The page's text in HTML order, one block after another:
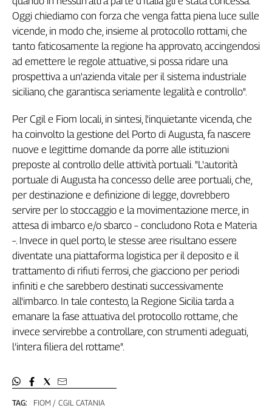
Talk
settimana
Collettiva
Girasoli
Il
Sassolino
Economica
Tech
It
Easy
Inserti
Idea
Diffusa
InFlai
Le
trasmissioni
tv
Work
in
Progress
L'Italia
Territori
TAG: FIOM CGIL CATANIA
Oggi chiediamo con forza che venga fatta piena luce sulle
vicende, in modo che, insieme al protocollo rottami, che
tanto faticosamente la regione ha approvato, accingendosi
ad emettere le regole attuative, si possa ridare una
prospettiva a un'azienda vitale per il sistema industriale
siciliano, che garantisca seriamente legalità e controllo".
Per Cgil e Fiom locali, in sintesi, l'inquietante vicenda, che
ha coinvolto la gestione del Porto di Augusta, fa nascere
nuove e legittime domande da porre alle istituzioni
preposte al controllo delle attività portuali. "L'autorità
portuale di Augusta ha concesso delle aree portuali, che,
per destinazione e definizione di legge, dovrebbero
servire per lo stoccaggio e la movimentazione merce, in
attesa di imbarco e/o sbarco – concludono Rota e Materia
–. Invece in quel porto, le stesse aree risultano essere
diventate una piattaforma logistica per il deposito e il
trattamento di rifiuti ferrosi, che giacciono per periodi
infiniti e che sarebbero destinati successivamente
all'imbarco. In tale contesto, la Regione Sicilia tarda a
emanare la fase attuativa del protocollo rottame, che
invece servirebbe a controllare, con strumenti adeguati,
l’intera filiera del rottame".